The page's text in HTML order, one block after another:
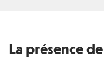
La présence